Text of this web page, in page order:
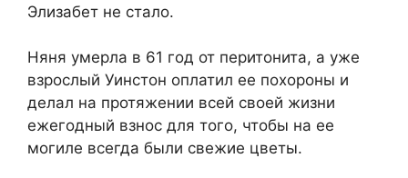
Элизабет не стало.
Няня умерла в 61 год от перитонита, а уже
взрослый Уинстон оплатил ее похороны и
делал на протяжении всей своей жизни
ежегодный взнос для того, чтобы на ее
могиле всегда были свежие цветы.